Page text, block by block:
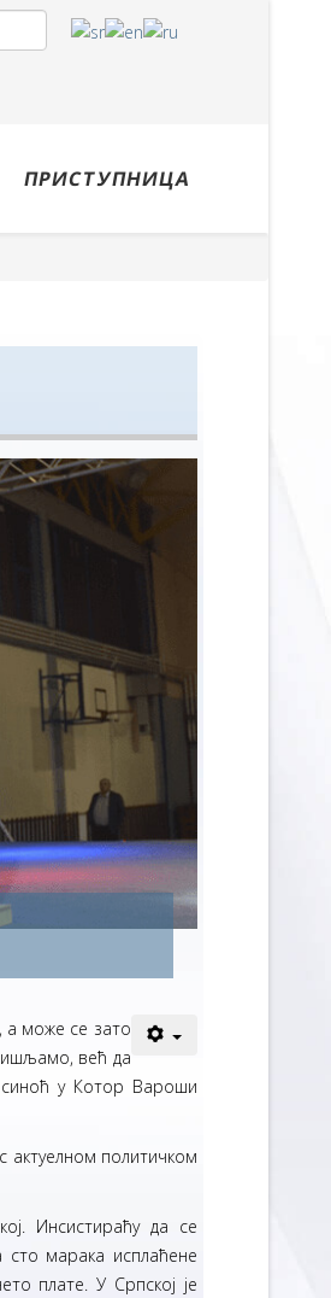
ПРИСТУПНИЦА
а може се зато
већ да
синоћ у Котор Вароши
актуелном политичком
Инсистираћу да се
сто марака исплаћене
плате. У Српској је